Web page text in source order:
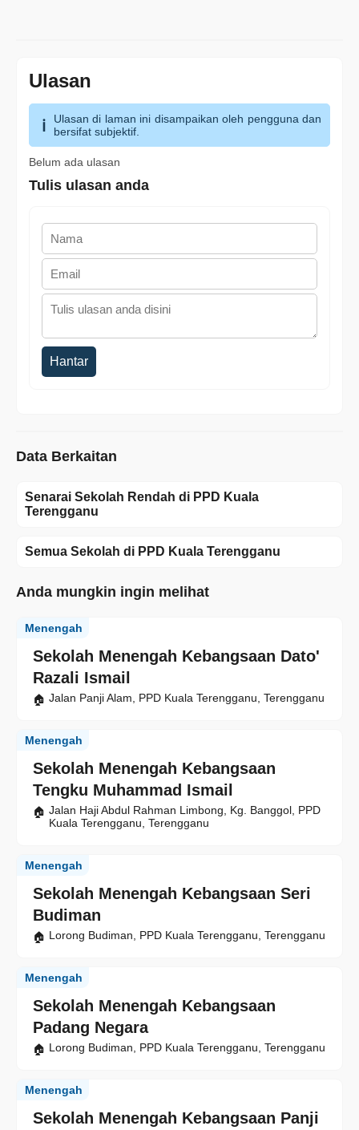
Ulasan
Ulasan di laman ini disampaikan oleh pengguna dan
bersifat subjektif.
Belum ada ulasan
Tulis ulasan anda
Hantar
Data Berkaitan
Senarai Sekolah Rendah di PPD Kuala
Terengganu
Semua Sekolah di PPD Kuala Terengganu
Anda mungkin ingin melihat
Sekolah Menengah Kebangsaan Dato'
Razali Ismail
Menengah
Jalan Panji Alam, PPD Kuala Terengganu, Terengganu
Sekolah Menengah Kebangsaan
Tengku Muhammad Ismail
Menengah
Jalan Haji Abdul Rahman Limbong, Kg. Banggol, PPD
Kuala Terengganu, Terengganu
Sekolah Menengah Kebangsaan Seri
Budiman
Menengah
Lorong Budiman, PPD Kuala Terengganu, Terengganu
Sekolah Menengah Kebangsaan
Padang Negara
Menengah
Lorong Budiman, PPD Kuala Terengganu, Terengganu
Sekolah Menengah Kebangsaan Panji
Menengah